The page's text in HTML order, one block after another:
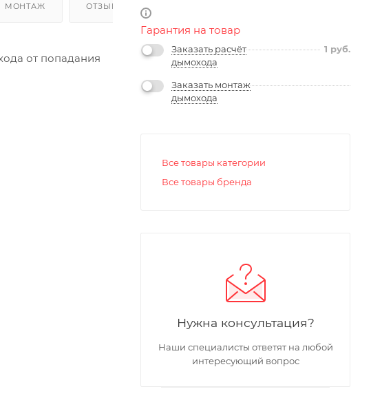
МОНТАЖ ОТЗЫВЫ
от попадания
Гарантия на товар
Заказать расчёт
дымохода
1 руб.
Заказать монтаж
дымохода
Все товары категории
Все товары бренда
Нужна консультация?
Наши специалисты ответят на любой
интересующий вопрос